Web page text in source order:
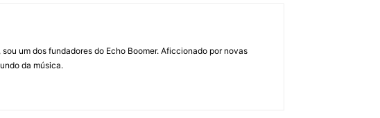
um dos fundadores do Echo Boomer. Aficcionado por novas
da música.